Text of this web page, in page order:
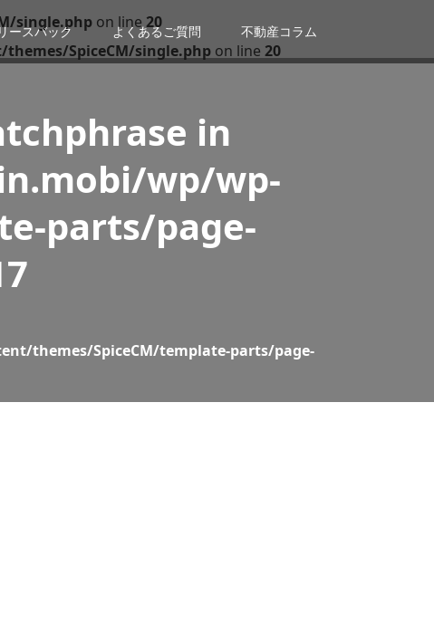
ースバック よくあるご質問 不動産コラム
single.php on line20
SpiceCM/single.php on line 20
in
wp/wp-
parts/page-
themes/SpiceCM/template-parts/page-